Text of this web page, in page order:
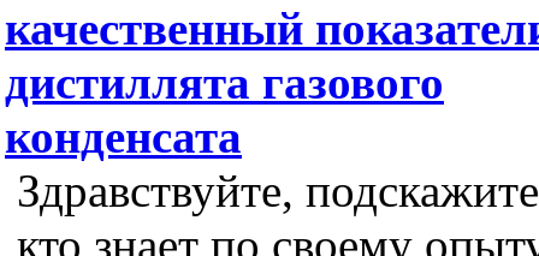
качественный
дистиллята газового
конденсата
Здравствуйте, подскажите
кто знает по своему